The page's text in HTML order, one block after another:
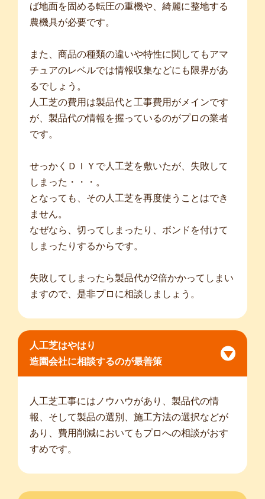
ば地面を固める転圧の重機や、綺麗に整地する
農機具が必要です。
また、商品の種類の違いや特性に関してもアマ
チュアのレベルでは情報収集などにも限界があ
るでしょう。
人工芝の費用は製品代と工事費用がメインです
が、製品代の情報を握っているのがプロの業者
です。
せっかくＤＩＹで人工芝を敷いたが、失敗して
しまった・・・。
となっても、その人工芝を再度使うことはでき
ません。
なぜなら、切ってしまったり、ボンドを付けて
しまったりするからです。
失敗してしまったら製品代が2倍かかってしまい
ますので、是非プロに相談しましょう。
人工芝はやはり
造園会社に相談するのが最善策
人工芝工事にはノウハウがあり、製品代の情
報、そして製品の選別、施工方法の選択などが
あり、費用削減においてもプロへの相談がおす
すめです。